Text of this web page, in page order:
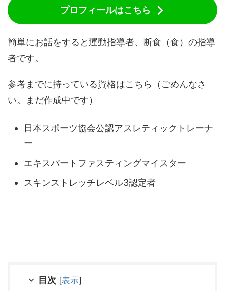
プロフィールはこちら
簡単にお話をすると運動指導者、断食（食）の指導
者です。
参考までに持っている資格はこちら（ごめんなさ
い。まだ作成中です）
日本スポーツ協会公認アスレティックトレーナ
ー
エキスパートファスティングマイスター
スキンストレッチレベル3認定者
目次 [表示]